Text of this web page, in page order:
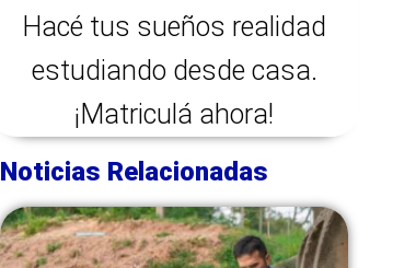
Hacé tus sueños realidad
estudiando desde casa.
¡Matriculá ahora!
Noticias Relacionadas